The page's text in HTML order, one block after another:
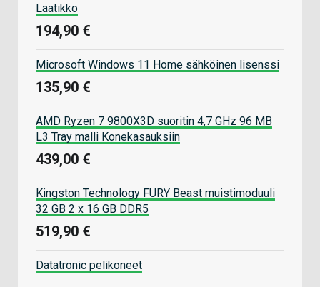
Laatikko
194,90 €
Microsoft Windows 11 Home sähköinen lisenssi
135,90 €
AMD Ryzen 7 9800X3D suoritin 4,7 GHz 96 MB
L3 Tray malli Konekasauksiin
439,00 €
Kingston Technology FURY Beast muistimoduuli
32 GB 2 x 16 GB DDR5
519,90 €
Datatronic pelikoneet